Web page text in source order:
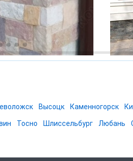
Высоцк Каменногорск
Тосно Шлиссельбург Любань